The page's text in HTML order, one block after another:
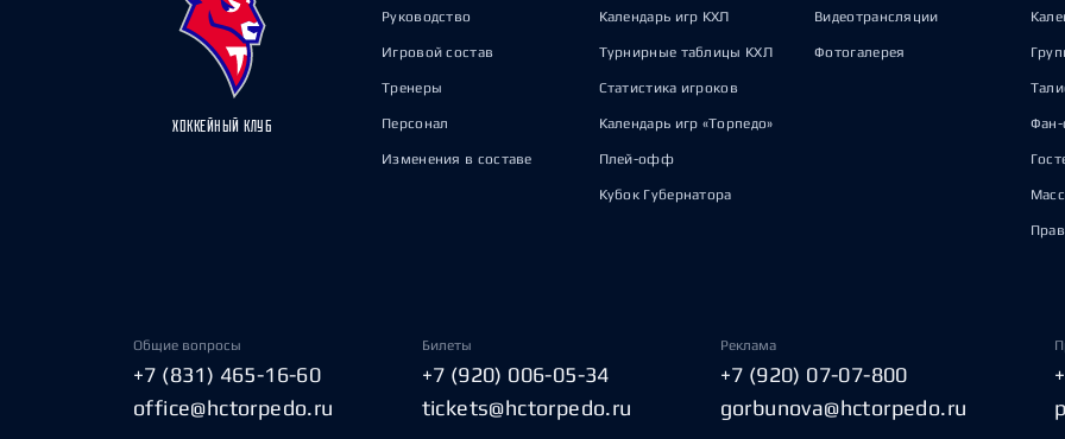
ХОККЕЙНЫЙ КЛУБ
Руководство
Игровой состав
Тренеры
Персонал
Изменения в составе
Календарь игр КХЛ
Турнирные таблицы КХЛ
Статистика игроков
Календарь игр «Торпедо»
Плей-офф
Кубок Губернатора
Видеотрансляции
Фотогалерея
Фан-
Общие вопросы
+7 (831) 465-16-60
office@hctorpedo.ru
Билеты
+7 (920) 006-05-34
tickets@hctorpedo.ru
Реклама
+7 (920) 07-07-800
gorbunova@hctorpedo.ru